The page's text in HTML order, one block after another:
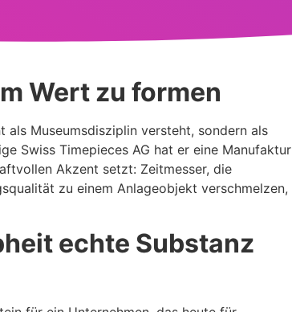
Wert zu formen
Museumsdisziplin versteht, sondern als
Swiss Timepieces AG hat er eine Manufaktur
Akzent setzt: Zeitmesser, die
zu einem Anlageobjekt verschmelzen,
echte Substanz